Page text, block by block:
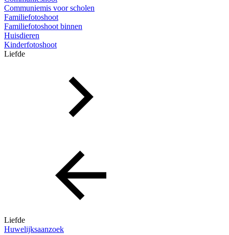
Communiemis voor scholen
Familiefotoshoot
Familiefotoshoot binnen
Huisdieren
Kinderfotoshoot
Liefde
Liefde
Huwelijksaanzoek